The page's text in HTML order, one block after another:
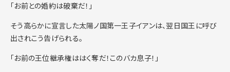
「お前との婚約は破棄だ！」
そう高らかに宣言した太陽ノ国第一王子イアンは、翌日国王に呼び
出されこう告げられる。
「お前の王位継承権ははく奪だ！このバカ息子！」